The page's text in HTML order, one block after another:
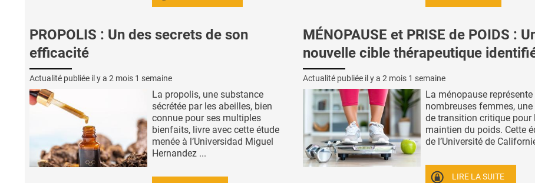
PROPOLIS : Un des secrets de son
efficacité
Actualité publiée il y a 2 mois 1 semaine
La propolis, une substance
sécrétée par les abeilles, bien
connue pour ses multiples
bienfaits, livre avec cette étude
menée à l’Universidad Miguel
Hernandez ...
MÉNOPAUSE et PRISE de POIDS :
nouvelle cible thérapeutique
Actualité publiée il y a 2 mois 1 semaine
La ménopause
nombreuses femmes, une
de transition critique pour
maintien du poids. Cette
de l’Université de
LIRE LA SUITE